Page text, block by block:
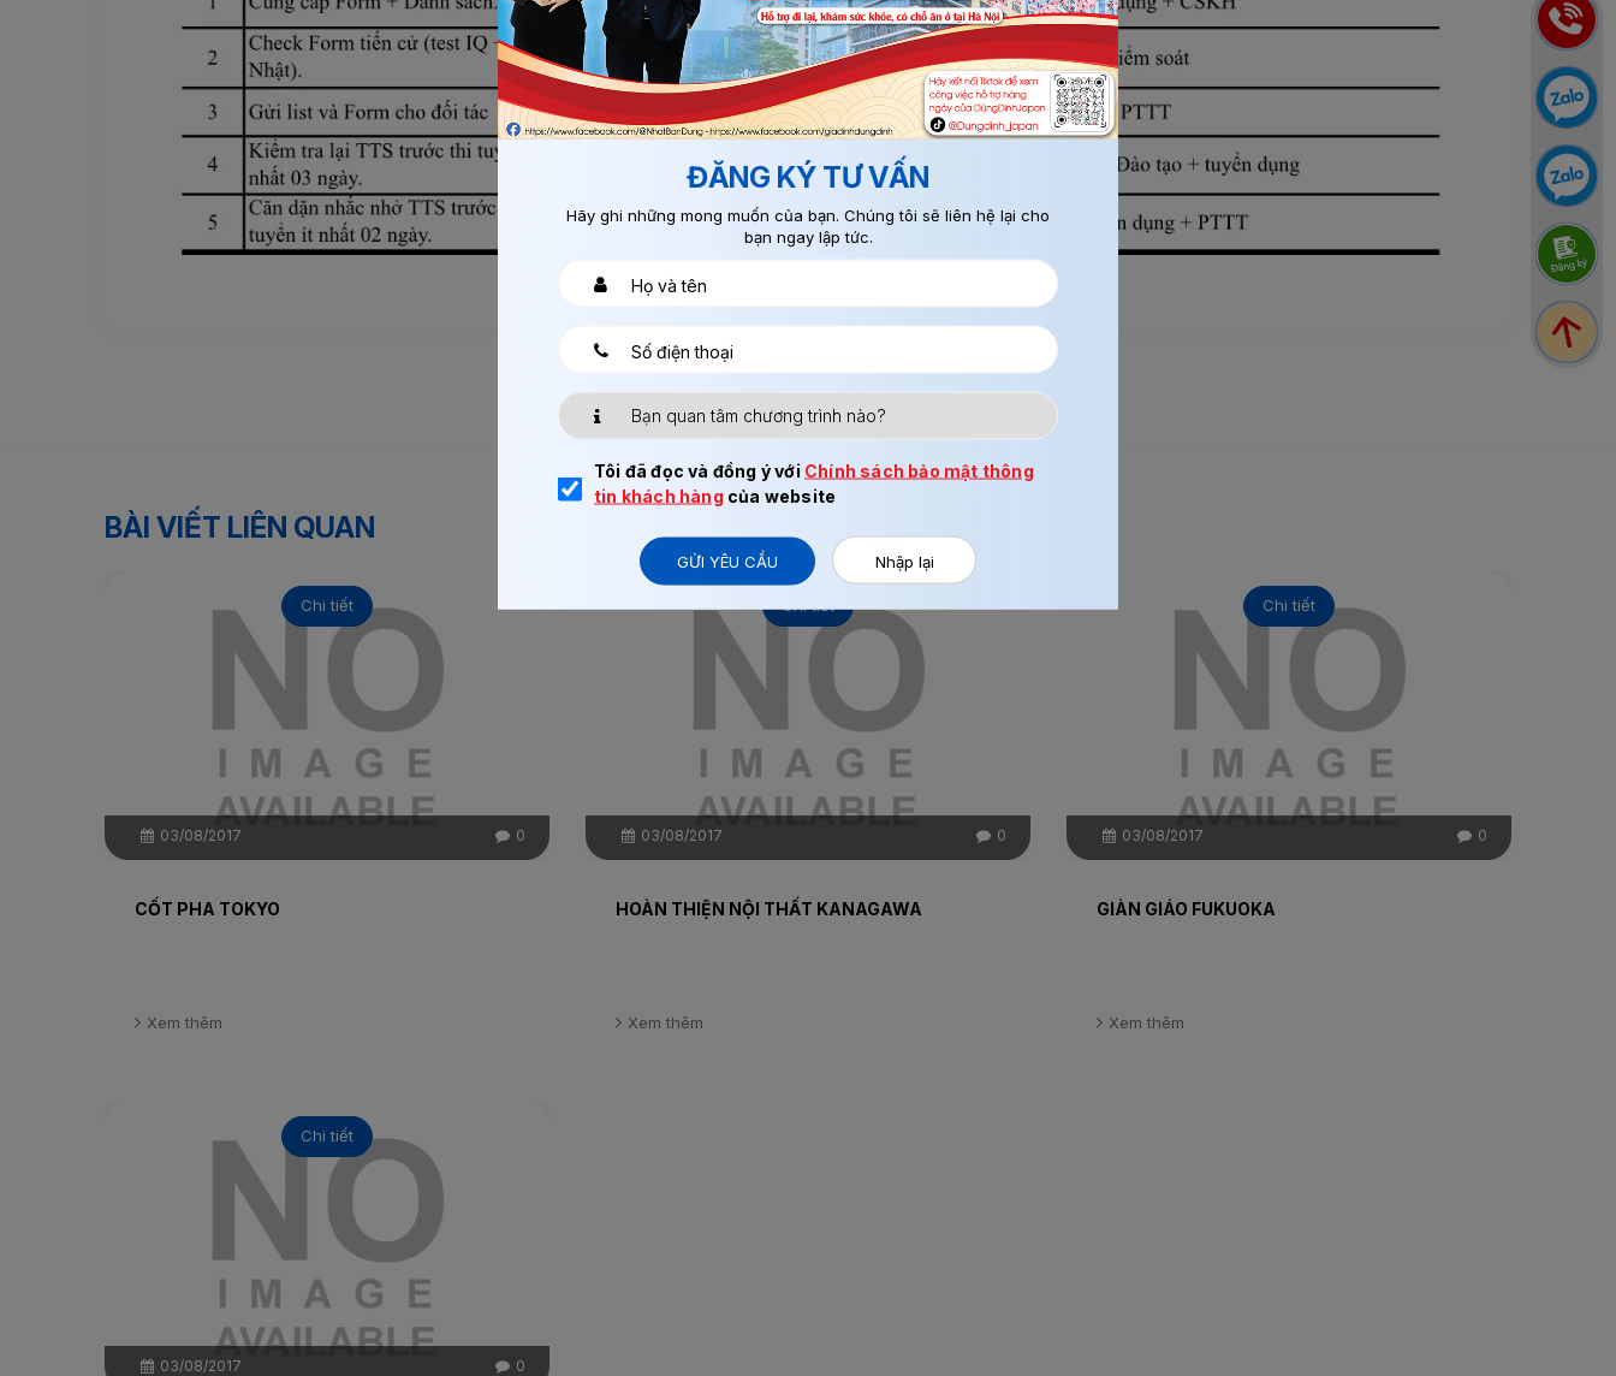
BÀI VIẾT LIÊN QUAN
03/08/2017 0
Chi tiết
CỐT PHA TOKYO
Xem thêm
03/08/2017 0
Chi tiết
HOÀN THIỆN NỘI THẤT KANAGAWA
Xem thêm
03/08/2017 0
Chi tiết
GIÀN GIÁO FUKUOKA
Xem thêm
03/08/2017 0
Chi tiết
ĐĂNG KÝ TƯ VẤN
Hãy ghi những mong muốn của bạn. Chúng tôi sẽ liên hệ lại cho
bạn ngay lập tức.
Tôi đã đọc và đồng ý với Chính sách bảo mật thông
tin khách hàng của website
GỬI YÊU CẦU Nhập lại